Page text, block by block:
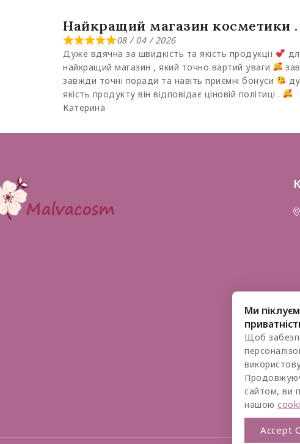
Найкращий магазин косметики .
08 / 04 / 2026
Дуже вдячна за швидкість та якість продукції
найкращий магазин , який точно вартий уваги
завжди точні поради та навіть приємні бонуси
якість продукту він відповідає ціновій політиці .
Катерина
Ми
Щоб
сайтом, ви
нашою
Accept